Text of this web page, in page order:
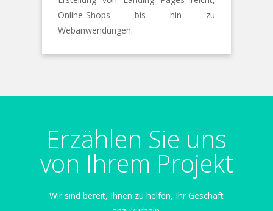
Online-Shops bis hin zu
Webanwendungen.
Erzählen Sie uns
von Ihrem Projekt
Wir sind bereit, Ihnen zu helfen, Ihr Geschäft